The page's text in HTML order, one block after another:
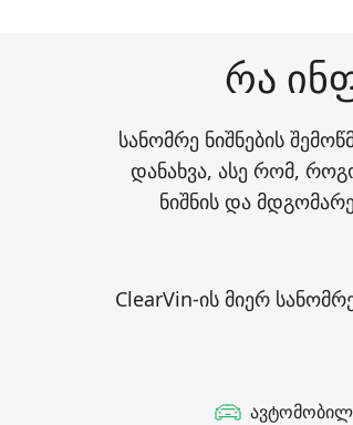
რა
სანომრე ნიშნების
დანახვა, ასე რომ,
ნიშნის და
ClearVin-ის მიერ